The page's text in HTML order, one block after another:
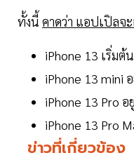
ทั้งนี้ คาดว่า แอปเปิลจะ
iPhone 13 เริ่มต้
iPhone 13 mini
iPhone 13 Pro
iPhone 13 Pro
ข่าวที่เกี่ยวข้อง